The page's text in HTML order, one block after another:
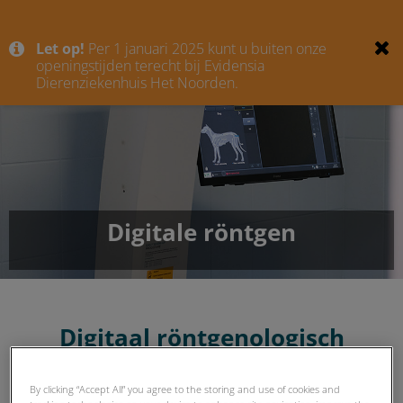
Let op! Per 1 januari 2025 kunt u buiten onze
openingstijden terecht bij Evidensia
Dierenziekenhuis Het Noorden.
Digitale röntgen
Digitaal röntgenologisch
By clicking “Accept All” you agree to the storing and use of cookies and